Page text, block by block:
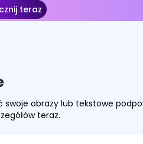
teraz
swoje obrazy lub tekstowe
teraz.